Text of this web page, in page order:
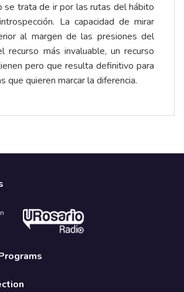
se trata de ir por las rutas del hábito
La capacidad de mirar
al margen de las presiones del
recurso más invaluable, un recurso
pero que resulta definitivo para
que quieren marcar la diferencia.